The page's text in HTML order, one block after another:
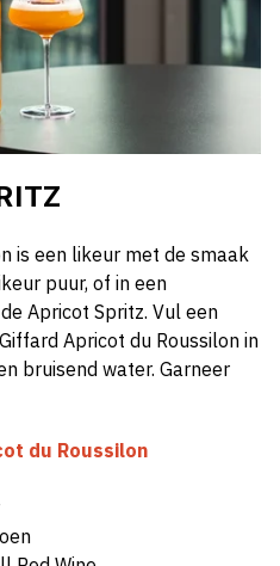
is een likeur met de smaak
puur, of in een
Apricot Spritz. Vul een
Apricot du Roussilon in
bruisend water. Garneer
du Roussilon